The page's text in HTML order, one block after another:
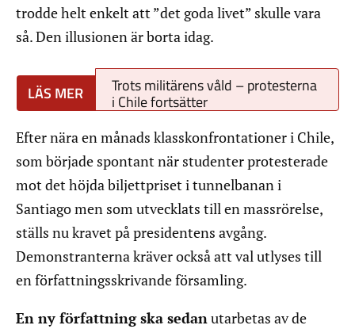
trodde helt enkelt att ”det goda livet” skulle vara
så. Den illusionen är borta idag.
Trots militärens våld – protesterna
i Chile fortsätter
Efter nära en månads klasskonfrontationer i Chile,
som började spontant när studenter protesterade
mot det höjda biljettpriset i tunnelbanan i
Santiago men som utvecklats till en massrörelse,
ställs nu kravet på presidentens avgång.
Demonstranterna kräver också att val utlyses till
en författningsskrivande församling.
En ny författning ska sedanutarbetas av de